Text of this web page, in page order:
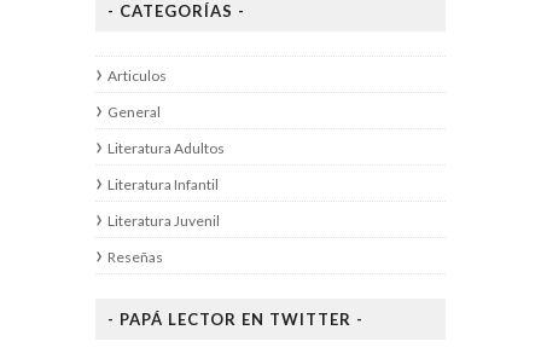
- CATEGORÍAS -
Articulos
General
Literatura Adultos
Literatura Infantil
Literatura Juvenil
Reseñas
- PAPÁ LECTOR EN TWITTER -